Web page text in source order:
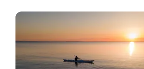
Sommer i Assens